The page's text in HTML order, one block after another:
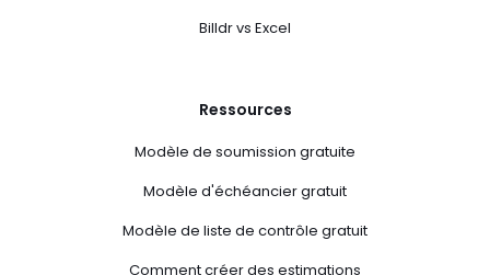
Billdr vs Excel
Ressources
Modèle de soumission gratuite
Modèle d'échéancier gratuit
Modèle de liste de contrôle gratuit
Comment créer des estimations